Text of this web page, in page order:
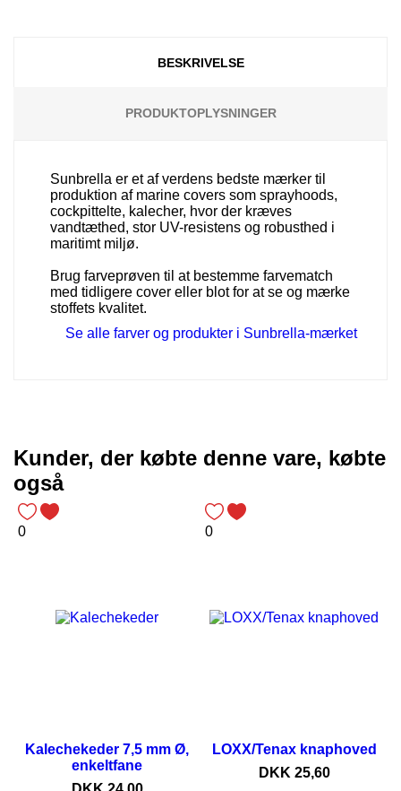
BESKRIVELSE
PRODUKTOPLYSNINGER
Sunbrella er et af verdens bedste mærker til
produktion af marine covers som sprayhoods,
cockpittelte, kalecher, hvor der kræves
vandtæthed, stor UV-resistens og robusthed i
maritimt miljø.
Brug farveprøven til at bestemme farvematch
med tidligere cover eller blot for at se og mærke
stoffets kvalitet.
Se alle farver og produkter i Sunbrella-mærket
Kunder, der købte denne vare, købte
også
0
Kalechekeder 7,5 mm Ø,
enkeltfane
Pris
0
LOXX/Tenax knaphoved
Pris
DKK 25,60